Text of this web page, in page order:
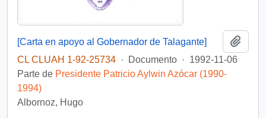
[Carta en apoyo al Gobernador de Talagante]
CL CLUAH 1-92-25734 · Documento · 1992-11-06
Parte de Presidente Patricio Aylwin Azócar (1990-
1994)
Albornoz, Hugo